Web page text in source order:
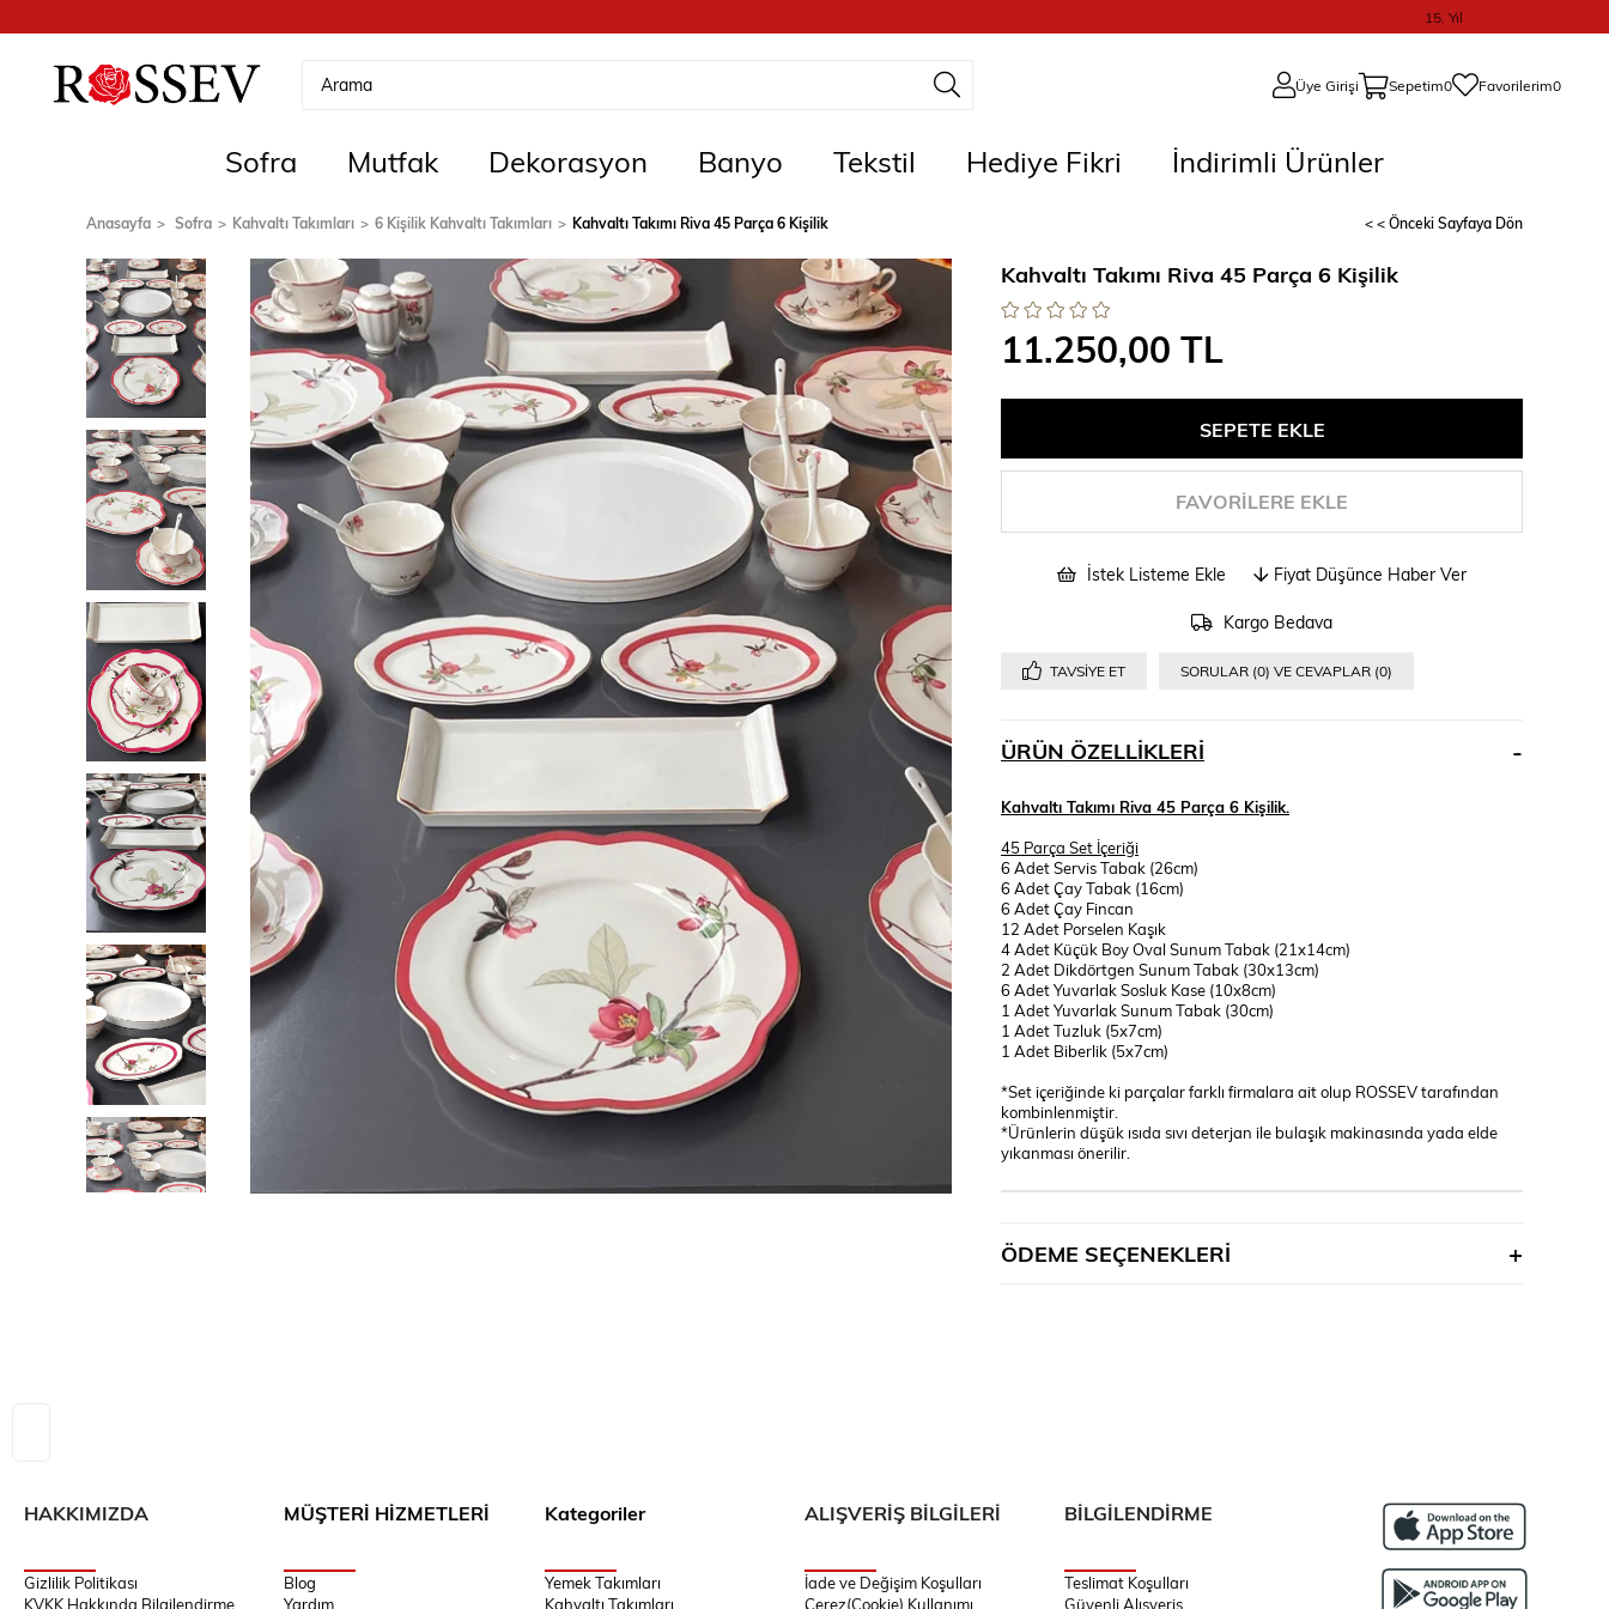
15. Yıl
Üye Girişi Sepetim0 Favorilerim0
Sofra Mutfak Dekorasyon Banyo Tekstil Hediye Fikri İndirimli Ürünler
Anasayfa Sofra Kahvaltı Takımları 6 Kişilik Kahvaltı Takımları Kahvaltı Takımı Riva 45 Parça 6 Kişilik < < Önceki Sayfaya Dön
Kahvaltı Takımı Riva 45 Parça 6 Kişilik
11.250,00 TL
FAVORILERE EKLE
İstek Listeme Ekle Fiyat Düşünce Haber Ver
Kargo Bedava
TAVSIYE ET SORULAR (0) VE CEVAPLAR (0)
ÜRÜN ÖZELLIKLERI
Kahvaltı Takımı Riva 45 Parça 6 Kişilik.
45 Parça Set İçeriği
6 Adet Servis Tabak (26cm)
6 Adet Çay Tabak (16cm)
6 Adet Çay Fincan
12 Adet Porselen Kaşık
4 Adet Küçük Boy Oval Sunum Tabak (21x14cm)
2 Adet Dikdörtgen Sunum Tabak (30x13cm)
6 Adet Yuvarlak Sosluk Kase (10x8cm)
1 Adet Yuvarlak Sunum Tabak (30cm)
1 Adet Tuzluk (5x7cm)
1 Adet Biberlik (5x7cm)
*Set içeriğinde ki parçalar farklı firmalara ait olup ROSSEV tarafından
kombinlenmiştir.
*Ürünlerin düşük ısıda sıvı deterjan ile bulaşık makinasında yada elde
yıkanması önerilir.
ÖDEME SEÇENEKLERI
HAKKIMIZDA
Gizlilik Politikası
KVKK Hakkında Bilgilendirme
MÜŞTERİ HİZMETLERİ
Blog
Yardım
Kategoriler
Yemek Takımları
Kahvaltı Takımları
ALIŞVERİŞ BİLGİLERİ
İade ve Değişim Koşulları
Çerez(Cookie) Kullanımı
BİLGİLENDİRME
Teslimat Koşulları
Güvenli Alışveriş